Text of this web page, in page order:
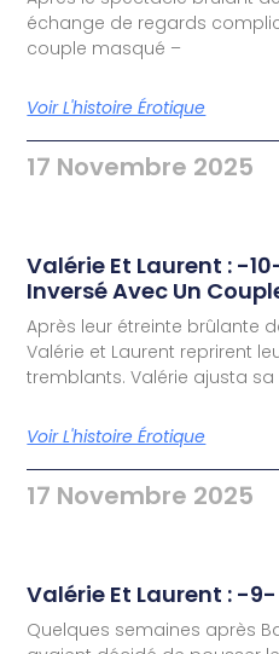
échange de regards
couple masqué –
Voir L'histoire Érotique
17 Novembre 2025
Valérie Et Laurent : -
Inversé Avec Un
Après leur étreinte brûlante
Valérie et Laurent reprirent
tremblants. Valérie ajusta sa
Voir L'histoire Érotique
17 Novembre 2025
Valérie Et Laurent : -
Quelques semaines après